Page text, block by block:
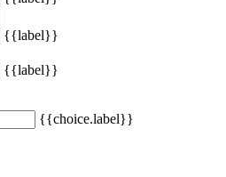
{{label}}
{{label}}
{{choice.label}}